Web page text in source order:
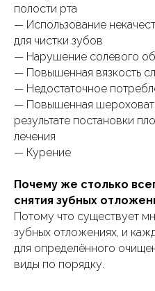
полости рта
— Использование
для чистки зубов
— Нарушение солевого
— Повышенная вязкость
— Недостаточное
— Повышенная
результате постановки
лечения
— Курение
Почему же столько
снятия зубных
Потому что существует
зубных отложениях, и
для определённого
виды по порядку.